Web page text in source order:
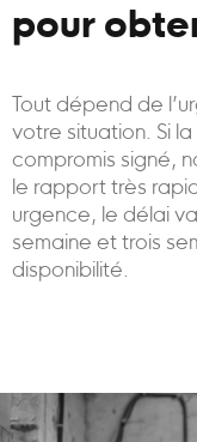
pour
Tout dépend de
votre situation. Si
compromis signé,
le rapport très
urgence, le délai
semaine et trois
disponibilité.